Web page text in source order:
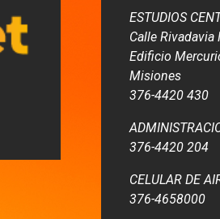
ESTUDIOS
Calle Rivadavia
Edificio
Misiones
376-4420 430
376-4420 204
CELULAR DE
376-4658000